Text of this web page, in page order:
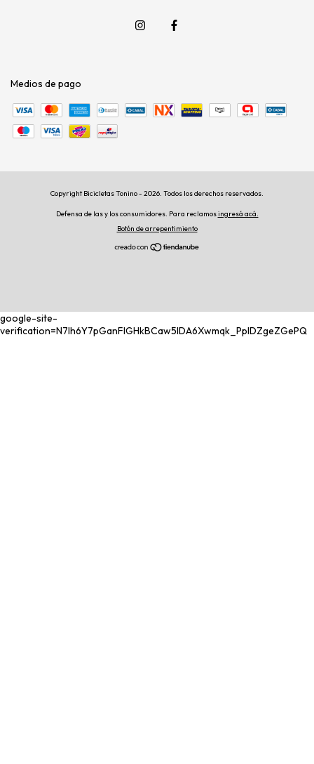
Medios de pago
Copyright Bicicletas Tonino - 2026. Todos los derechos reservados.
Defensa de las y los consumidores. Para reclamosingresá acá.
Botón de arrepentimiento
google-site-
verification=N7lh6Y7pGanFIGHkBCaw5IDA6Xwmqk_PplDZgeZGePQ